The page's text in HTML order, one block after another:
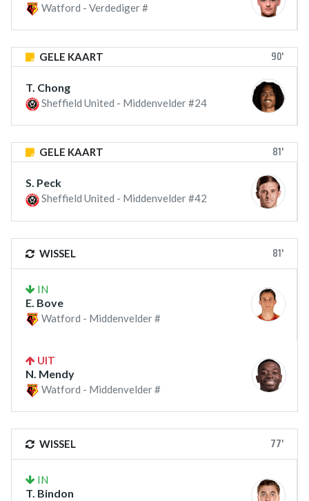
Watford - Verdediger #
GELE KAART 90'
T. Chong
Sheffield United - Middenvelder #24
GELE KAART 81'
S. Peck
Sheffield United - Middenvelder #42
WISSEL 81'
IN
E. Bove
Watford - Middenvelder #
UIT
N. Mendy
Watford - Middenvelder #
WISSEL 77'
IN
T. Bindon